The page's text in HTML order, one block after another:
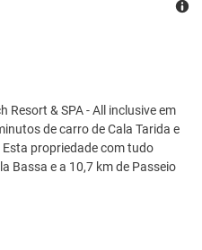
Resort & SPA - All inclusive em
de carro de Cala Tarida e
propriedade com tudo
Bassa e a 10,7 km de Passeio